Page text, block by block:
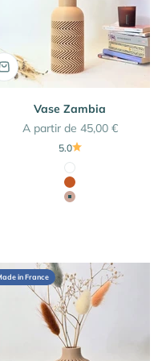
Vase Zambia
Prix de vente
A partir de 45,00 €
5.0
Couleur
Blanc
Terracotta
Beige Latte
in France